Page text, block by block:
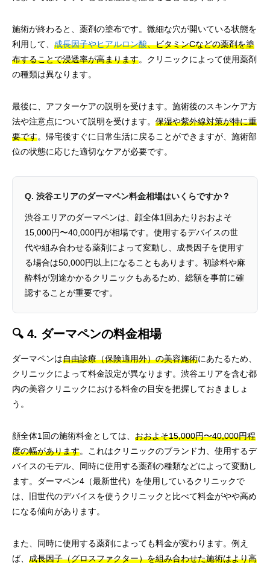
施術が終わると、薬剤の塗布です。微細な穴が開いている状態を
利用して、 成長因子やヒアルロン酸、ビタミンCなどの薬剤を塗
布することで浸透率が高まります。クリニックによって使用薬剤
の種類は異なります。
最後に、アフターケアの説明を受けます。施術後のスキンケア方
法や注意点について説明を受けます。 保湿や紫外線対策が特に重
要です。帰宅後すぐに日常生活に戻ることができますが、施術部
位の状態に応じた適切なケアが必要です。
Q. 渋谷エリアのダーマペン料金相場はいくらですか？
渋谷エリアのダーマペンは、顔全体1回あたりおおよそ
15,000円〜40,000円が相場です。使用するデバイスの世
代や組み合わせる薬剤によって変動し、成長因子を使用す
る場合は50,000円以上になることもあります。初診料や麻
酔料が別途かかるクリニックもあるため、総額を事前に確
認することが重要です。
🔍 4. ダーマペンの料金相場
ダーマペンは自由診療（保険適用外）の美容施術にあたるため、
クリニックによって料金設定が異なります。渋谷エリアを含む都
内の美容クリニックにおける料金の目安を把握しておきましょ
う。
顔全体1回の施術料金としては、 おおよそ15,000円〜40,000円程
度の幅があります。これはクリニックのブランド力、使用するデ
バイスのモデル、同時に使用する薬剤の種類などによって変動し
ます。ダーマペン4（最新世代）を使用しているクリニックで
は、旧世代のデバイスを使うクリニックと比べて料金がやや高め
になる傾向があります。
また、同時に使用する薬剤によっても料金が変わります。例え
ば、 成長因子（グロスファクター）を組み合わせた施術はより高